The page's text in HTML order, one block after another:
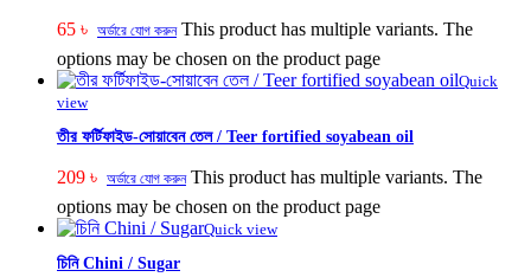
65 ৳ অর্ডারে যোগ করুন This product has multiple variants. The
options may be chosen on the product page
Quick
view
তীর ফর্টিফাইড-সোয়াবেন তেল / Teer fortified soyabean oil
209 ৳ অর্ডারে যোগ করুন This product has multiple variants. The
options may be chosen on the product page
Quick view
চিনি Chini / Sugar